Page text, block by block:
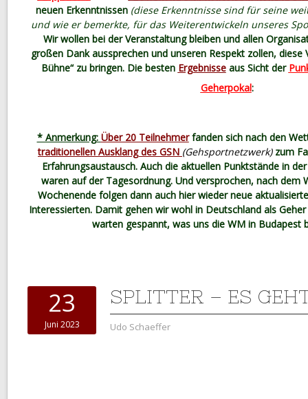
neuen Erkenntnissen(diese Erkenntnisse sind für seine
und wie er bemerkte, für das Weiterentwickeln unseres
Wir wollen bei der Veranstaltung bleiben und allen
großen Dank aussprechen und unseren Respekt zollen, diese
Bühne“ zu bringen. Die besten Ergebnisseaus Sicht der
Geherpokal:
* Anmerkung: Über 20 Teilnehmerfanden sich nach den
traditionellen Ausklang des GSN (Gehsportnetzwerk)zum
Erfahrungsaustausch. Auch die aktuellen Punktstände in
waren auf der Tagesordnung. Und versprochen, nach dem
Wochenende folgen dann auch hier wieder neue
Interessierten. Damit gehen wir wohl in Deutschland als
warten gespannt, was uns die WM in Budapest
23
Juni 2023
SPLITTER – ES
Udo Schaeffer